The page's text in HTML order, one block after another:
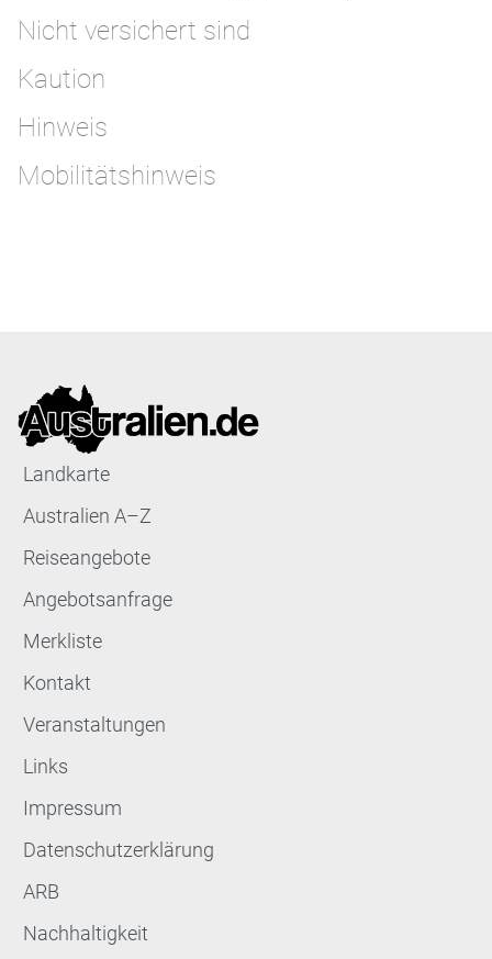
Nicht versichert sind
Kaution
Hinweis
Mobilitätshinweis
Landkarte
Australien A–Z
Reiseangebote
Angebotsanfrage
Merkliste
Kontakt
Veranstaltungen
Links
Impressum
Datenschutzerklärung
ARB
Nachhaltigkeit